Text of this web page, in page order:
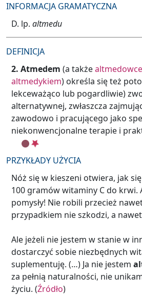
INFORMACJA GRAMATYCZNA
D. lp. altmedu
DEFINICJA
2. Atmedem (a także
altmedykiem) określa się też
lekceważąco lub pogardliwie)
alternatywnej, zwłaszcza
zawodowo i pracującego jako
niekonwencjonalne terapie i
PRZYKŁADY UŻYCIA
Nóż się w kieszeni otwiera, jak
100 gramów witaminy C do krwi.
pomysły! Nie robili przecież
przypadkiem nie szkodzi, a
Ale jeżeli nie jestem w stanie w
dostarczyć sobie niezbędnych
suplementuję. (…) Ja nie jestem
za pełnią naturalności, nie
życiu. (Źródło)